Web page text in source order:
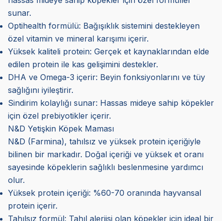
sunar.
Optihealth formülü: Bağışıklık sistemini destekleyen
özel vitamin ve mineral karışımı içerir.
Yüksek kaliteli protein: Gerçek et kaynaklarından elde
edilen protein ile kas gelişimini destekler.
DHA ve Omega-3 içerir: Beyin fonksiyonlarını ve tüy
sağlığını iyileştirir.
Sindirim kolaylığı sunar: Hassas mideye sahip köpekler
için özel prebiyotikler içerir.
N&D Yetişkin Köpek Maması
N&D (Farmina), tahılsız ve yüksek protein içeriğiyle
bilinen bir markadır. Doğal içeriği ve yüksek et oranı
sayesinde köpeklerin sağlıklı beslenmesine yardımcı
olur.
Yüksek protein içeriği: %60-70 oranında hayvansal
protein içerir.
Tahılsız formül: Tahıl alerjisi olan köpekler için ideal bir